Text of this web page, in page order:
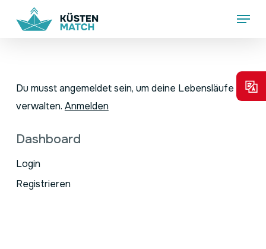
Menu
Du musst angemeldet sein, um deine Lebensläufe zu
verwalten. Anmelden
Dashboard
Login
Registrieren